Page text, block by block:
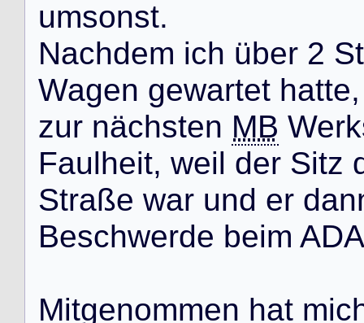
umsonst.
Nachdem ich über 2 St
Wagen gewartet hatte,
zur nächsten MB Werk
Faulheit, weil der Sitz
Straße war und er dan
Beschwerde beim ADA
Mitgenommen hat mic